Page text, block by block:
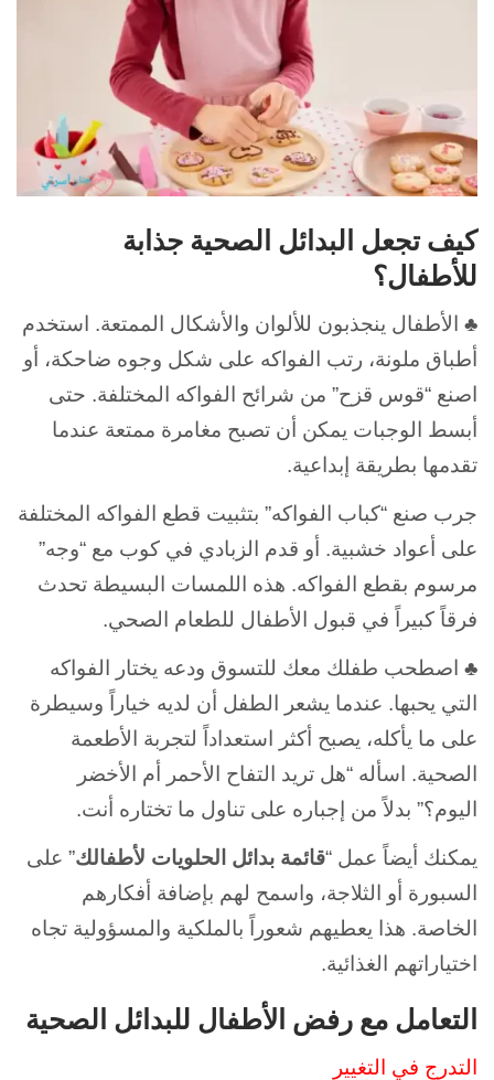
كيف تجعل البدائل الصحية جذابة
للأطفال؟
♣ الأطفال ينجذبون للألوان والأشكال الممتعة. استخدم
أطباق ملونة، رتب الفواكه على شكل وجوه ضاحكة، أو
اصنع “قوس قزح” من شرائح الفواكه المختلفة. حتى
أبسط الوجبات يمكن أن تصبح مغامرة ممتعة عندما
تقدمها بطريقة إبداعية.
جرب صنع “كباب الفواكه” بتثبيت قطع الفواكه المختلفة
على أعواد خشبية. أو قدم الزبادي في كوب مع “وجه”
مرسوم بقطع الفواكه. هذه اللمسات البسيطة تحدث
فرقاً كبيراً في قبول الأطفال للطعام الصحي.
♣ اصطحب طفلك معك للتسوق ودعه يختار الفواكه
التي يحبها. عندما يشعر الطفل أن لديه خياراً وسيطرة
على ما يأكله، يصبح أكثر استعداداً لتجربة الأطعمة
الصحية. اسأله “هل تريد التفاح الأحمر أم الأخضر
اليوم؟” بدلاً من إجباره على تناول ما تختاره أنت.
يمكنك أيضاً عمل “قائمة بدائل الحلويات لأطفالك” على
السبورة أو الثلاجة، واسمح لهم بإضافة أفكارهم
الخاصة. هذا يعطيهم شعوراً بالملكية والمسؤولية تجاه
اختياراتهم الغذائية.
التعامل مع رفض الأطفال للبدائل الصحية
التدرج في التغيير